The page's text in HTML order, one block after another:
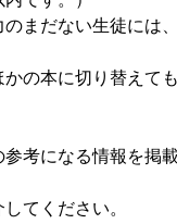
まだない生徒には
の本に切り替えて
考になる情報を掲
てください。